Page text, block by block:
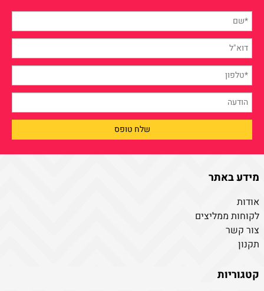
מידע באתר
אודות
לקוחות ממליצים
צור קשר
תקנון
קטגוריות